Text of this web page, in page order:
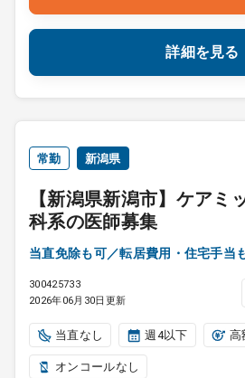
詳細を見る
常勤 新潟県
【新潟県新潟市】ケアミ
科系の医師募集
当直免除も可／転居費用・住宅手当
300425733
2026年06月30日更新
当直なし 週4以下 高
オンコールなし